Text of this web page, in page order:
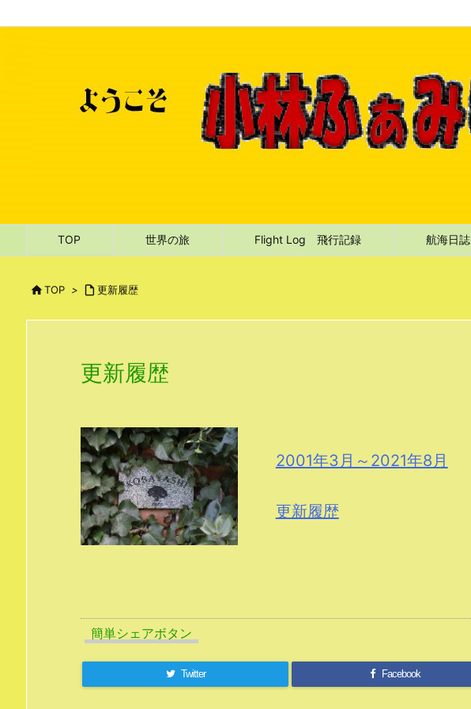
TOP 世界の旅 Flight Log 飛行記録 航海日誌
TOP >  更新履歴
更新履歴
2001年3月～2021年8月
更新履歴
簡単シェアボタン
Twitter Facebook